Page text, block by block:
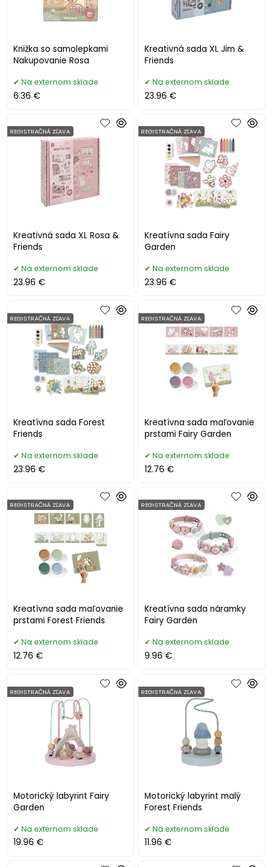
Knižka so samolepkami
Nakupovanie Rosa
Na externom sklade
6.36 €
Kreativná sada XL Jim &
Friends
Na externom sklade
23.96 €
Kreativná sada XL Rosa &
Friends
REGISTRAČNÁ ZĽAVA
Na externom sklade
23.96 €
Kreatívna sada Fairy
Garden
REGISTRAČNÁ ZĽAVA
Na externom sklade
23.96 €
Kreatívna sada Forest
Friends
REGISTRAČNÁ ZĽAVA
Na externom sklade
23.96 €
Kreatívna sada maľovanie
prstami Fairy Garden
REGISTRAČNÁ ZĽAVA
Na externom sklade
12.76 €
Kreatívna sada maľovanie
prstami Forest Friends
REGISTRAČNÁ ZĽAVA
Na externom sklade
12.76 €
Kreatívna sada náramky
Fairy Garden
REGISTRAČNÁ ZĽAVA
Na externom sklade
9.96 €
Motorický labyrint Fairy
Garden
REGISTRAČNÁ ZĽAVA
Na externom sklade
19.96 €
Motorický labyrint malý
Forest Friends
REGISTRAČNÁ ZĽAVA
Na externom sklade
11.96 €